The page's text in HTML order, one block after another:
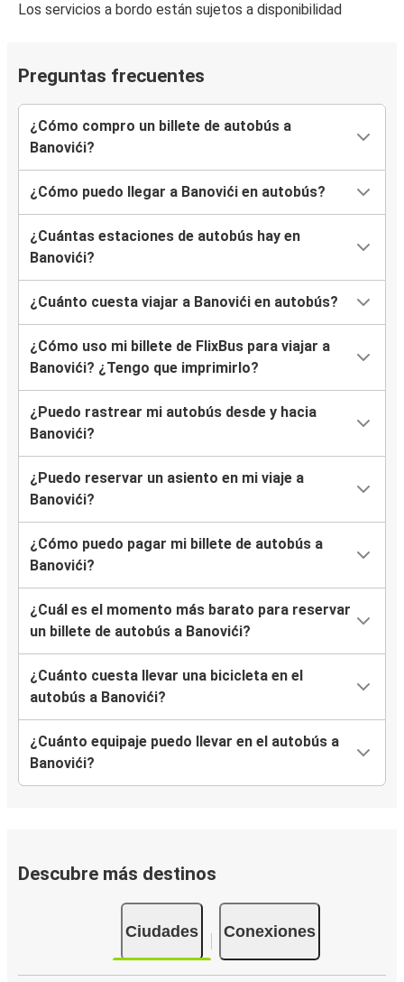
Los servicios a bordo están sujetos a disponibilidad
Preguntas frecuentes
¿Cómo compro un billete de autobús a
Banovići?
¿Cómo puedo llegar a Banovići en autobús?
¿Cuántas estaciones de autobús hay en
Banovići?
¿Cuánto cuesta viajar a Banovići en autobús?
¿Cómo uso mi billete de FlixBus para viajar a
Banovići? ¿Tengo que imprimirlo?
¿Puedo rastrear mi autobús desde y hacia
Banovići?
¿Puedo reservar un asiento en mi viaje a
Banovići?
¿Cómo puedo pagar mi billete de autobús a
Banovići?
¿Cuál es el momento más barato para reservar
un billete de autobús a Banovići?
¿Cuánto cuesta llevar una bicicleta en el
autobús a Banovići?
¿Cuánto equipaje puedo llevar en el autobús a
Banovići?
Descubre más destinos
Ciudades Conexiones